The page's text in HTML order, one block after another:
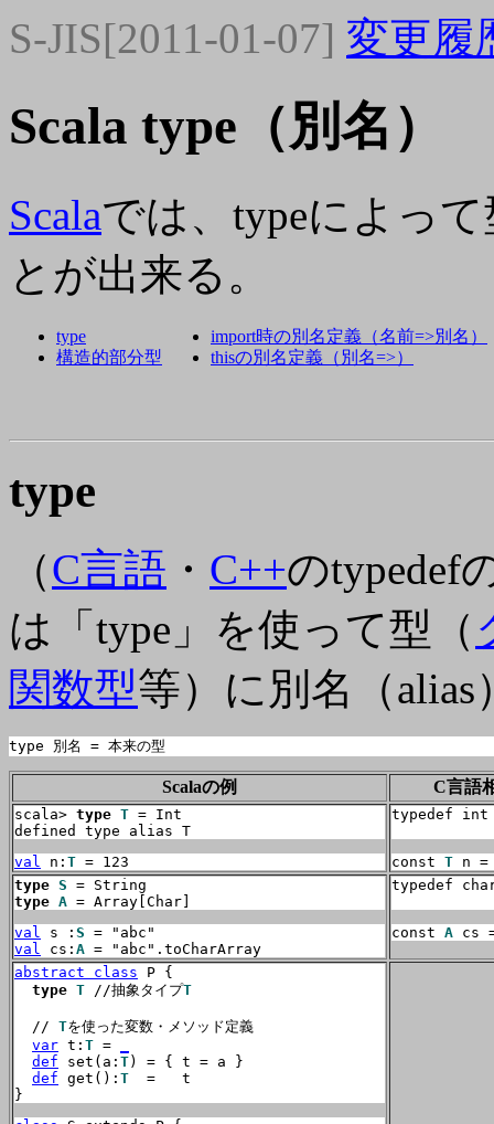
S-JIS[2011-01-07] 変更履
Scala type（別名）
Scalaでは、typeによっ
とが出来る。
type
構造的部分型
import時の別名定義（名前=>別名）
thisの別名定義（別名=>）
type
（C言語 ・ C++のtypedef
は「type」を使って型（
関数型等）に別名（
type 別名 = 本来の型
Scalaの例 C言語
scala> type T = Int
defined type alias T
val
n: T = 123
typedef
const T n =
type S
type A = Array[Char]
val
s : S
val
cs: A = "abc".toCharArray
typedef
const A cs
abstract class P {
type T //抽象タイプT
  //
Tを使った変数・メソッド定義
var t: T =
def set(a: T) = { t = a }
def get(): T
  =   t
}